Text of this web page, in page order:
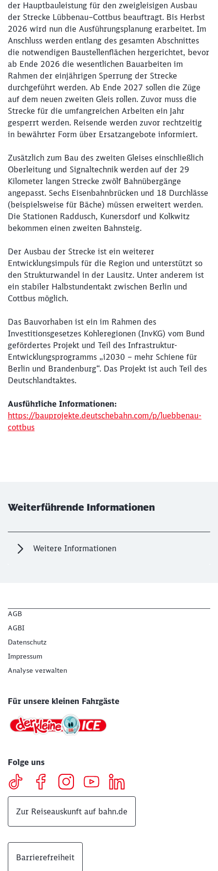
der Hauptbauleistung für den zweigleisigen Ausbau
der Strecke Lübbenau–Cottbus beauftragt. Bis Herbst
2026 wird nun die Ausführungsplanung erarbeitet. Im
Anschluss werden entlang des gesamten Abschnittes
die notwendigen Baustellenflächen hergerichtet, bevor
ab Ende 2026 die wesentlichen Bauarbeiten im
Rahmen der einjährigen Sperrung der Strecke
durchgeführt werden. Ab Ende 2027 sollen die Züge
auf dem neuen zweiten Gleis rollen. Zuvor muss die
Strecke für die umfangreichen Arbeiten ein Jahr
gesperrt werden. Reisende werden zuvor rechtzeitig
in bewährter Form über Ersatzangebote informiert.
Zusätzlich zum Bau des zweiten Gleises einschließlich
Oberleitung und Signaltechnik werden auf der 29
Kilometer langen Strecke zwölf Bahnübergänge
angepasst. Sechs Eisenbahnbrücken und 18 Durchlässe
(beispielsweise für Bäche) müssen erweitert werden.
Die Stationen Raddusch, Kunersdorf und Kolkwitz
bekommen einen zweiten Bahnsteig.
Der Ausbau der Strecke ist ein weiterer
Entwicklungsimpuls für die Region und unterstützt so
den Strukturwandel in der Lausitz. Unter anderem ist
ein stabiler Halbstundentakt zwischen Berlin und
Cottbus möglich.
Das Bauvorhaben ist ein im Rahmen des
Investitionsgesetzes Kohleregionen (InvKG) vom Bund
gefördertes Projekt und Teil des Infrastruktur-
Entwicklungsprogramms „i2030 – mehr Schiene für
Berlin und Brandenburg“. Das Projekt ist auch Teil des
Deutschlandtaktes.
Ausführliche Informationen:
https://bauprojekte.deutschebahn.com/p/luebbenau-
cottbus
Weiterführende Informationen
Weitere Informationen
AGB
AGBI
Datenschutz
Impressum
Analyse verwalten
Für unsere kleinen Fahrgäste
Folge uns
Zur Reiseauskunft auf bahn.de
Barrierefreiheit
Möchten Sie zuweitergeleitet
werden?
Abbrechen Weiter